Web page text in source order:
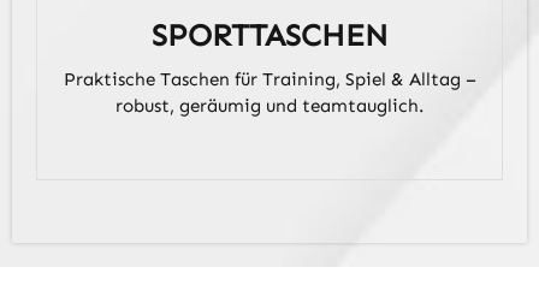
SPORTTASCHEN
Praktische Taschen für Training, Spiel & Alltag –
robust, geräumig und teamtauglich.